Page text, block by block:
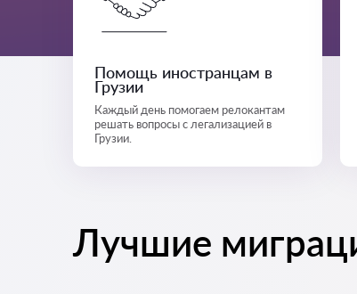
Помощь иностранцам в
Грузии
Каждый день помогаем релокантам
решать вопросы с легализацией в
Грузии.
Лучшие